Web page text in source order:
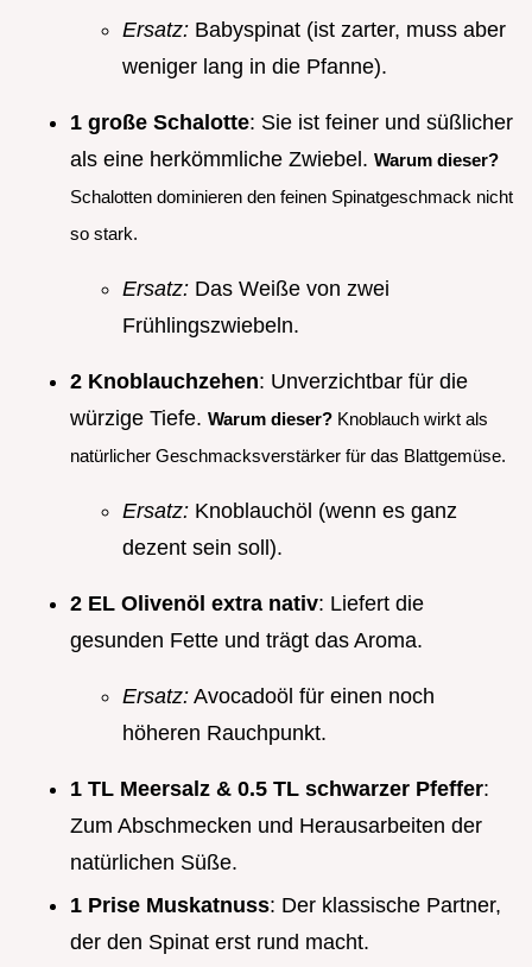
Ersatz: Babyspinat (ist zarter, muss aber
weniger lang in die Pfanne).
1 große Schalotte: Sie ist feiner und süßlicher
als eine herkömmliche Zwiebel. Warum dieser?
Schalotten dominieren den feinen Spinatgeschmack nicht
so stark.
Ersatz: Das Weiße von zwei
Frühlingszwiebeln.
2 Knoblauchzehen: Unverzichtbar für die
würzige Tiefe. Warum dieser? Knoblauch wirkt als
natürlicher Geschmacksverstärker für das Blattgemüse.
Ersatz: Knoblauchöl (wenn es ganz
dezent sein soll).
2 EL Olivenöl extra nativ: Liefert die
gesunden Fette und trägt das Aroma.
Ersatz: Avocadoöl für einen noch
höheren Rauchpunkt.
1 TL Meersalz & 0.5 TL schwarzer Pfeffer:
Zum Abschmecken und Herausarbeiten der
natürlichen Süße.
1 Prise Muskatnuss: Der klassische Partner,
der den Spinat erst rund macht.